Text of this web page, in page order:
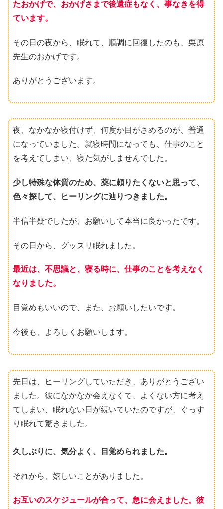
たおかげで、おかげさまで後遺症もなく、事なきを得
ています。
その日の夜から、眠れて、順調に回復したのも、栗原
先生のおかげです。
ありがとうございます。
夜、なかなか寝付けず、何度か目がさめるのが、普通
になっていました。就寝時間になっても、仕事のこと
を考えてしまい、寝た気がしませんでした。
少し特殊な体質のため、薬に頼りたくないと思って、
色々探して、ヒーリングに辿りつきました。
半信半疑でしたが、お願いして本当に良かったです。
その日から、グッスリ眠れました。
最近は、不思議と、寝る時に、仕事のことを考えなく
なりました。
目覚めもいいので、また、お願いしたいです。
今後も、よろしくお願いします。
先日は、ヒーリングしていただき、ありがとうござい
ました。彼になかなか会えなくて、よくない方に考え
てしまい、眠れない日が続いていたのですが、ぐっす
り眠れて驚きました。
久しぶりに、気分よく、目覚められました。
それから、嬉しいことがありました。
お互いのスケジュールが合って、急に会えました。彼